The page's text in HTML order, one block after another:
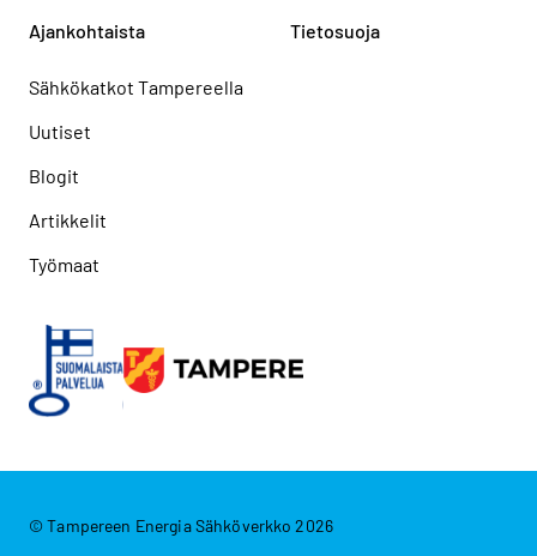
Ajankohtaista
Sähkökatkot Tampereella
Uutiset
Blogit
Artikkelit
Työmaat
Tietosuoja
© Tampereen Energia Sähköverkko 2026